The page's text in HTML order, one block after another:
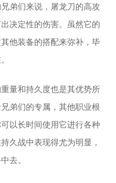
弟们来说，屠龙刀的高攻
决定性的伤害。虽然它的
他装备的搭配来弥补，毕
量和持久度也是其优势所
弟们的专属，其他职业根
以长时间使用它进行各种
久战中表现得尤为明显，
去。